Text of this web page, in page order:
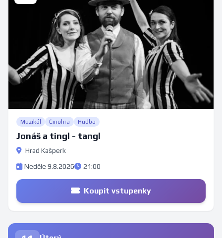
Muzikál Činohra Hudba
Jonáš a tingl - tangl
Hrad Kašperk
Neděle 9.8.2026
21:00
Koupit vstupenky